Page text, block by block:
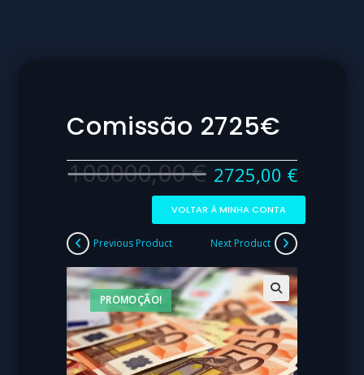
Comissão 2725€
100000,00€ 2725,00 €
VOLTAR À MINHA CONTA
PROMOÇÃO!
Previous Product Next Product